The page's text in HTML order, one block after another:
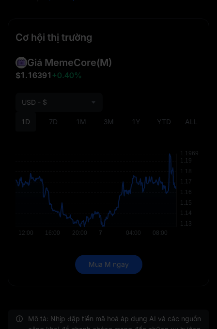
Cơ hội thị trường
Giá MemeCore(M)
$1.16391 +0.40%
1D 7D 1M 3M 1Y YTD ALL
USD - $
Mua M ngay
Mô tả: Nhịp đập tiền mã hoá áp dụng AI và các nguồn